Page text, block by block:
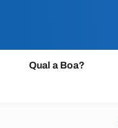
Qual a Boa?